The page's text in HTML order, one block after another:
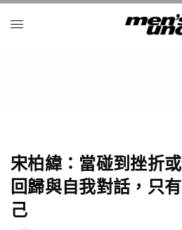
宋柏緯：當碰到挫折
回歸與自我對話，只
己